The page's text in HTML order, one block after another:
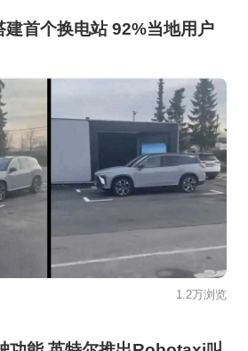
建首个换电站 92%当地用户
1.2万浏览